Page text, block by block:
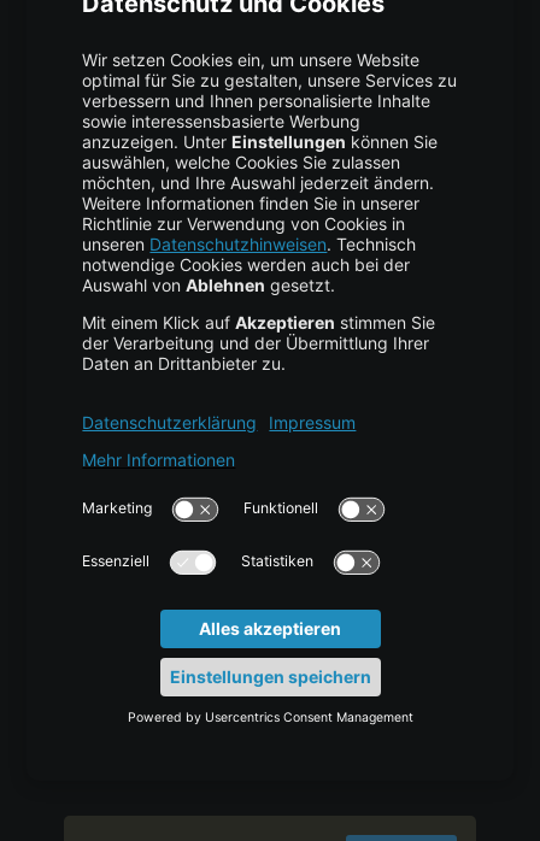
macOS (Homebrew)
Homebrew aktualisieren.
COPY CODE
% brew update
s3cmd -Paket installieren.
% brew install s3cmd
Zugangsschlüssel konfigurieren
Nach der Installation konfigurieren Sie die
Zugangsdaten zur Verbindung mit Ihrem